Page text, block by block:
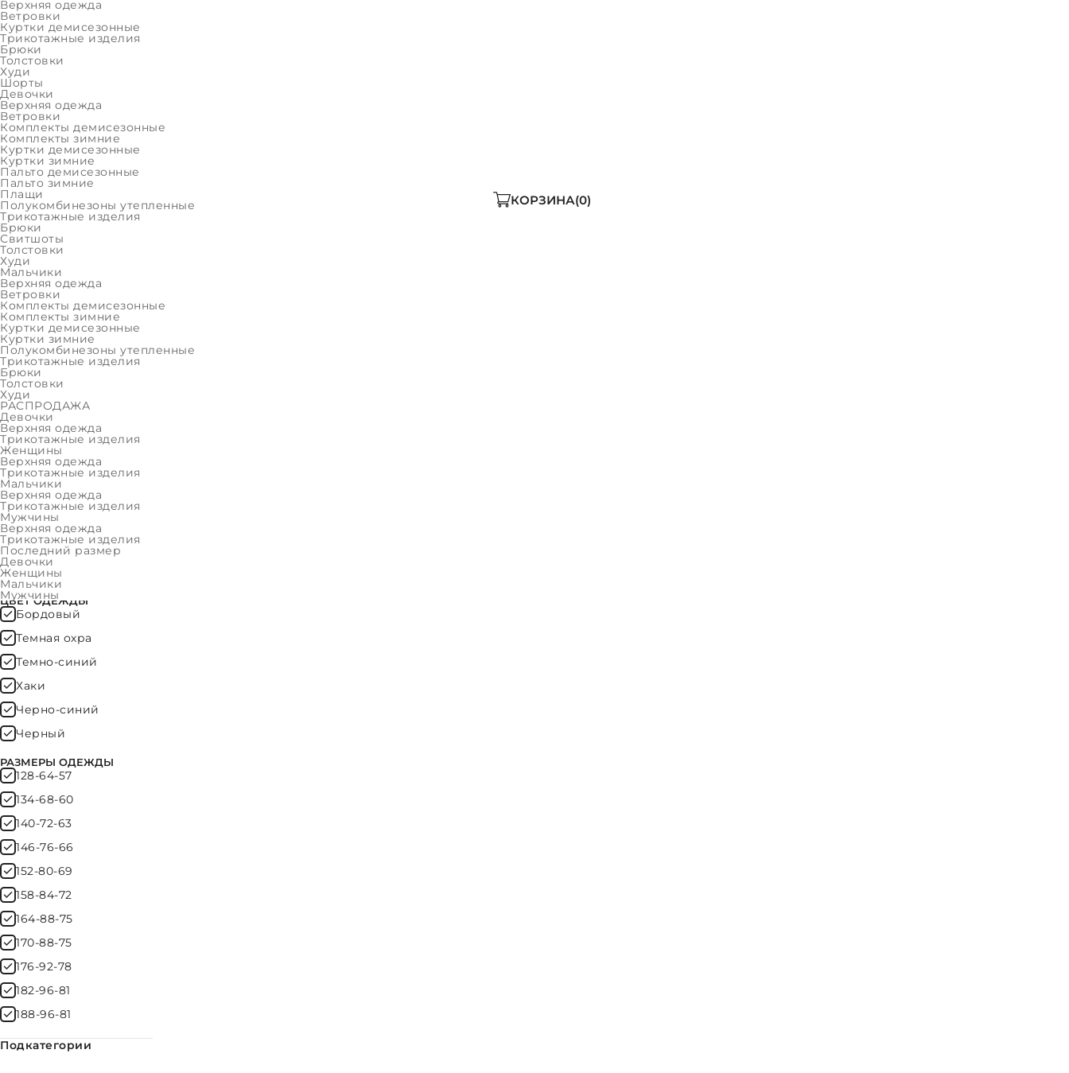
Верхняя одежда
Ветровки
Куртки демисезонные
Трикотажные изделия
Брюки
Толстовки
Худи
Шорты
Девочки
Верхняя одежда
Ветровки
Комплекты демисезонные
Комплекты зимние
Куртки демисезонные
Куртки зимние
Пальто демисезонные
Пальто зимние
Плащи
Полукомбинезоны утепленные
Трикотажные изделия
Брюки
Свитшоты
Толстовки
Худи
Мальчики
Верхняя одежда
Ветровки
Комплекты демисезонные
Комплекты зимние
Куртки демисезонные
Куртки зимние
Полукомбинезоны утепленные
Трикотажные изделия
Брюки
Толстовки
Худи
РАСПРОДАЖА
Девочки
Верхняя одежда
Трикотажные изделия
Женщины
Верхняя одежда
Трикотажные изделия
Мальчики
Верхняя одежда
Трикотажные изделия
Мужчины
Верхняя одежда
Трикотажные изделия
Последний размер
Девочки
Женщины
Мальчики
Мужчины
КОРЗИНА 0
ФИЛЬТР
ОЧИСТИТЬ
ЦЕНА
ЦВЕТ ОДЕЖДЫ
Бордовый
Темная охра
Темно-синий
Хаки
Черно-синий
Черный
РАЗМЕРЫ ОДЕЖДЫ
128-64-57
134-68-60
140-72-63
146-76-66
152-80-69
158-84-72
164-88-75
170-88-75
176-92-78
182-96-81
188-96-81
Трикотажные изделия
Девочки
Верхняя одежда
Трикотажные изделия
Мальчики
Верхняя одежда
Трикотажные изделия
РАСПРОДАЖА
Девочки
Женщины
Мальчики
Мужчины
Последний размер
Девочки
Женщины
Мальчики
Мужчины
#
Подкатегории